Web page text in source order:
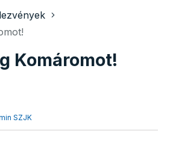
Komáromot!
SZJK